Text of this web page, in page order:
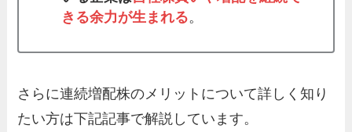
きる余力が生まれる。
さらに連続増配株のメリットについて詳しく知り
たい方は下記記事で解説しています。